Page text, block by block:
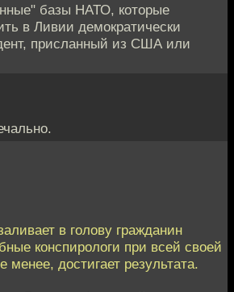
базы НАТО, которые
в Ливии демократически
присланный из США или
в голову гражданин
конспирологи при всей своей
менее, достигает результата.